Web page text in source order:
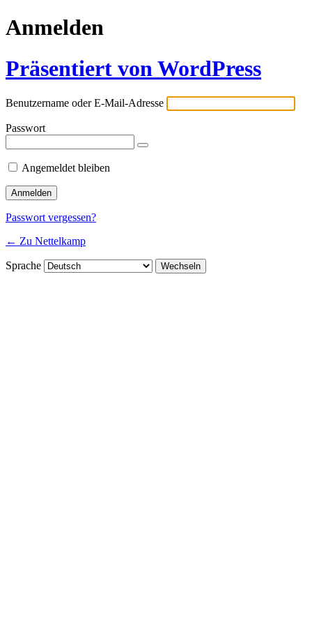
Anmelden
Präsentiert von WordPress
Benutzername oder E-Mail-Adresse
Passwort
Angemeldet bleiben
Passwort vergessen?
← Zu Nettelkamp
Sprache